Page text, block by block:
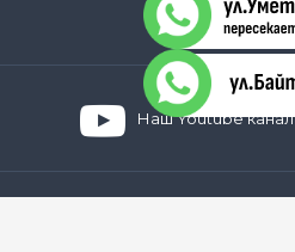
Наш Youtube канал